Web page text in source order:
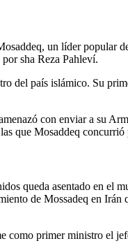
un líder popular
sha Reza Pahleví.
del país islámico. Su
con enviar a su
que Mosaddeq
queda asentado en el
de Mossadeq en
como primer ministro el